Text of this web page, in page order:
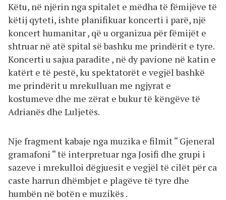
Këtu, në njërin nga spitalet e mëdha të fëmijëve të
këtij qyteti, ishte planifikuar koncerti i parë, një
koncert humanitar , që u organizua për fëmijët e
shtruar në atë spital së bashku me prindërit e tyre.
Koncerti u sajua paradite , në dy pavione në katin e
katërt e të pestë, ku spektatorët e vegjël bashkë
me prindërit u mrekulluan me ngjyrat e
kostumeve dhe me zërat e bukur të këngëve të
Adrianës dhe Luljetës.
Nje fragment kabaje nga muzika e filmit “ Gjeneral
gramafoni “ të interpretuar nga Josifi dhe grupi i
sazeve i mrekulloi dëgjuesit e vegjël të cilët për ca
caste harrun dhëmbjet e plagëve të tyre dhe
humbën në botën e muzikës .